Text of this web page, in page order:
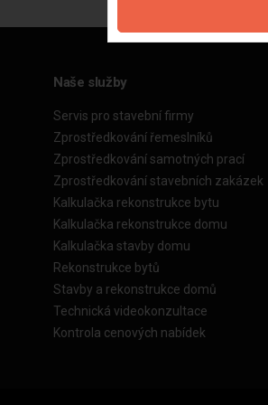
Naše služby
Servis pro stavební firmy
Zprostředkování řemeslníků
Zprostředkování samotných prací
Zprostředkování stavebních zakázek
Kalkulačka rekonstrukce bytu
Kalkulačka rekonstrukce domu
Kalkulačka stavby domu
Rekonstrukce bytů
Stavby a rekonstrukce domů
Technická videokonzultace
Kontrola cenových nabídek